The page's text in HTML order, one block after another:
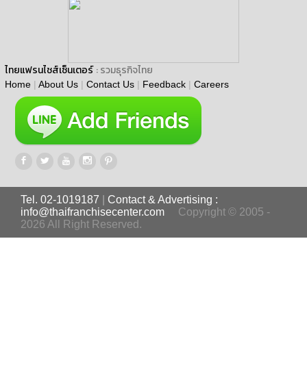
ไทยแฟรนไชส์เซ็นเตอร์ : รวมธุรกิจไทย
Home | About Us | Contact Us | Feedback | Careers
Tel. 02-1019187
Contact & Advertising :
info@thaifranchisecenter.com
Copyright © 2005 -
2026 All Right Reserved.